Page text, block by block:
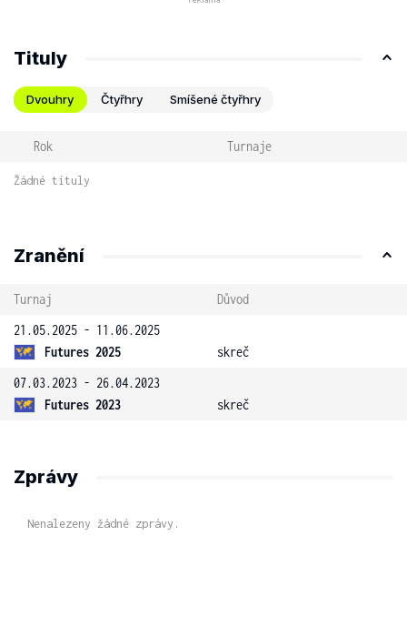
Tituly
Dvouhry Čtyřhry Smíšené čtyřhry
Rok Turnaje
Žádné tituly
Zranění
Turnaj
Důvod
21.05.2025 - 11.06.2025
Futures 2025
skreč
07.03.2023 - 26.04.2023
Futures 2023
skreč
Zprávy
Nenalezeny žádné zprávy.